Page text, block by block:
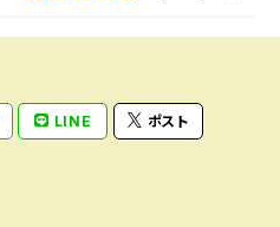
LINE ポスト